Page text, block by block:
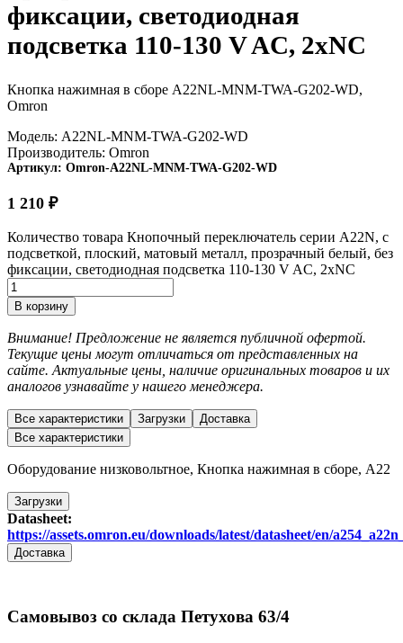
фиксации, светодиодная
подсветка 110-130 V AC, 2xNC
Кнопка нажимная в сборе A22NL-MNM-TWA-G202-WD,
Omron
Модель: A22NL-MNM-TWA-G202-WD
Производитель: Omron
Артикул: Omron-A22NL-MNM-TWA-G202-WD
1 210 ₽
Количество товара Кнопочный переключатель серии A22N, с
подсветкой, плоский, матовый металл, прозрачный белый, без
фиксации, светодиодная подсветка 110-130 V AC, 2xNC
В корзину
Внимание! Предложение не является публичной офертой.
Текущие цены могут отличаться от представленных на
сайте. Актуальные цены, наличие оригинальных товаров и их
аналогов узнавайте у нашего менеджера.
Все характеристики Загрузки
Доставка
Все характеристики
Оборудование низковольтное, Кнопка нажимная в сборе, A22
Загрузки
Datasheet:
https://assets.omron.eu/downloads/latest/datasheet/en/
Доставка
Самовывоз со склада Петухова 63/4